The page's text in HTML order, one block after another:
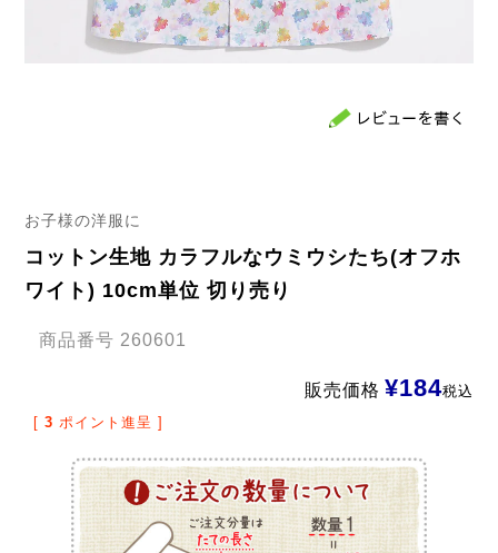
お子様の洋服に
コットン生地 カラフルなウミウシたち(オフホ
ワイト) 10cm単位 切り売り
商品番号 260601
販売価格 ¥184税込
[ 3 ポイント進呈 ]